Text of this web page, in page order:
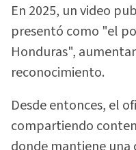
En 2025, un video
presentó como "el
Honduras",
reconocimiento.
Desde entonces, el
compartiendo